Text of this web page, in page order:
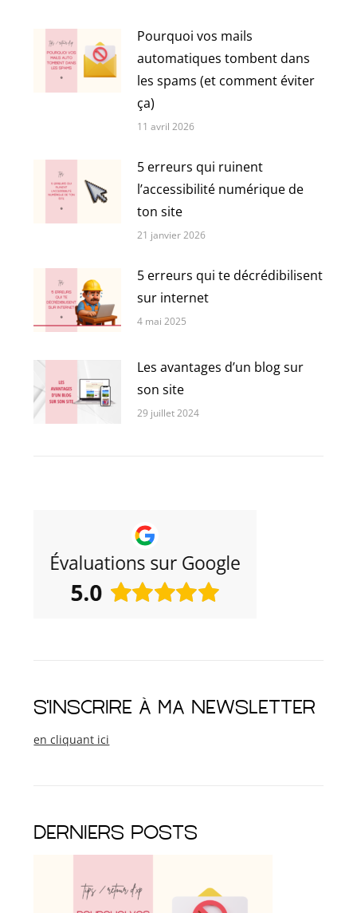
Pourquoi vos mails
automatiques tombent dans
les spams (et comment éviter
ça)
11 avril 2026
5 erreurs qui ruinent
l’accessibilité numérique de
ton site
21 janvier 2026
5 erreurs qui te décrédibilisent
sur internet
4 mai 2025
Les avantages d’un blog sur
son site
29 juillet 2024
S'INSCRIRE À MA NEWSLETTER
en cliquant ici
DERNIERS POSTS